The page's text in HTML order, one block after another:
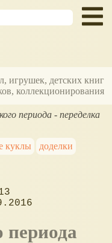
игрушек, детских книг
коллекционирования
периода - переделка
куклы
доделки
периода